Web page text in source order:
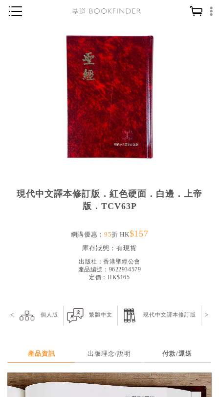
神學／教義
讀經／研經
信仰入門
教會歷史
靈修／禱告
信徒生活
教會事工
社會／倫理
哲學／宗教比較
見證／傳記
禮品專區
暢銷榜
中文二手書
現代中文譯本修訂版．紅色硬面．白邊．上帝
版．TCV63P
網購優惠： 95折 HK$157
庫存狀態： 有現貨
出版社：香港聖經公會
產品編號：9622934579
定價：HK$165
個人版 繁體中文 現代中文譯本修訂版
< >
產品資訊 出版理念/說明 付款/運送